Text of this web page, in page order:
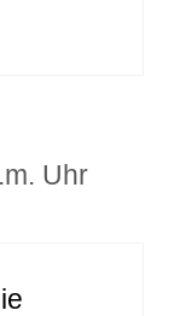
Uhr